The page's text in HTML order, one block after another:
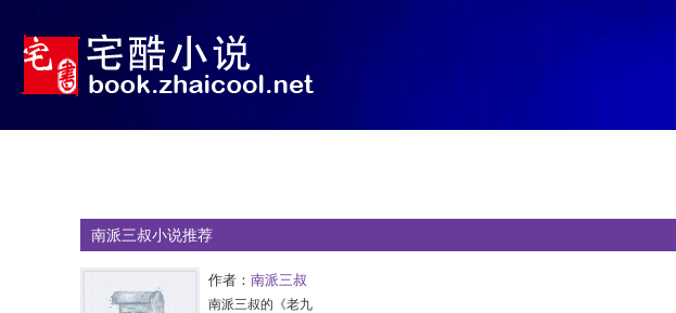
南派三叔小说推荐
作者： 南派三叔
南派三叔的《老九